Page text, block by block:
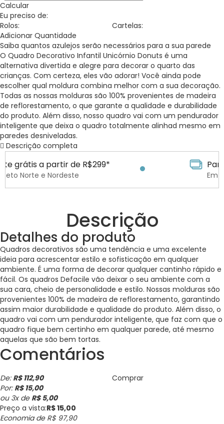
Calcular
Eu preciso de:
Rolos:
Cartelas:
Adicionar Quantidade
Saiba quantos azulejos serão necessários para a sua parede
O Quadro Decorativo Infantil Unicórnio Donuts é uma
alternativa divertida e alegre para decorar o quarto das
crianças. Com certeza, eles vão adorar! Você ainda pode
escolher qual moldura combina melhor com a sua decoração.
Todas as nossas molduras são 100% provenientes de madeira
de reflorestamento, o que garante a qualidade e durabilidade
do produto. Além disso, nosso quadro vai com um pendurador
inteligente que deixa o quadro totalmente alinhad mesmo em
paredes desniveladas.
Descrição completa
Parcele em até 6x sem
Descrição
Detalhes do produto
Quadros decorativos são uma tendência e uma excelente
ideia para acrescentar estilo e sofisticação em qualquer
ambiente. É uma forma de decorar qualquer cantinho rápido e
fácil. Os quadros Defacile vão deixar o seu ambiente com a
sua cara, cheio de personalidade e estilo. Nossas molduras são
provenientes 100% de madeira de reflorestamento, garantindo
assim maior durabilidade e qualidade do produto. Além disso, o
quadro vai com um pendurador inteligente, que faz com que o
quadro fique bem certinho em qualquer parede, até mesmo
aquelas que são bem tortas.
Comentários
De: R$ 112,90
Por: R$ 15,00
ou 3xde R$ 5,00
Preço a vista:R$ 15,00
Economia de R$ 97,90
Comprar